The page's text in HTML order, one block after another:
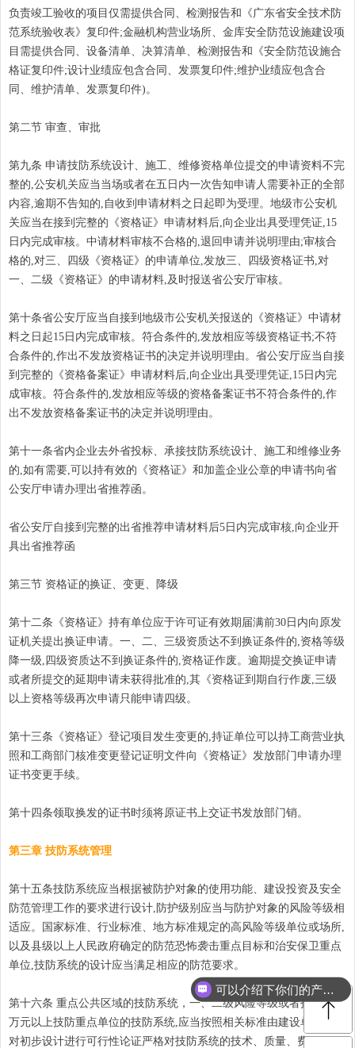
负责竣工验收的项目仅需提供合同、检测报告和《广东省安全技术防
范系统验收表》复印件;金融机构营业场所、金库安全防范设施建设项
目需提供合同、设备清单、决算清单、检测报告和《安全防范设施合
格证复印件;设计业绩应包含合同、发票复印件;维护业绩应包含合
同、维护清单、发票复印件)。
第二节 审查、审批
第九条 申请技防系统设计、施工、维修资格单位提交的申请资料不完
整的,公安机关应当当场或者在五日内一次告知申请人需要补正的全部
内容,逾期不告知的,自收到申请材料之日起即为受理。地级市公安机
关应当在接到完整的《资格证》申请材料后,向企业出具受理凭证,15
日内完成审核。中请材料审核不合格的,退回申请并说明理由;审核合
格的,对三、四级《资格证》的申请单位,发放三、四级资格证书,对
一、二级《资格证》的申请材料,及时报送省公安厅审核。
第十条省公安厅应当自接到地级市公安机关报送的《资格证》中请材
料之日起15日内完成审核。符合条件的,发放相应等级资格证书;不符
合条件的,作出不发放资格证书的决定并说明理由。省公安厅应当自接
到完整的《资格备案证》申请材料后,向企业出具受理凭证,15日内完
成审核。符合条件的,发放相应等级的资格备案证书不符合条件的,作
出不发放资格备案证书的决定并说明理由。
第十一条省内企业去外省投标、承接技防系统设计、施工和维修业务
的,如有需要,可以持有效的《资格证》和加盖企业公章的申请书向省
公安厅申请办理出省推荐函。
省公安厅自接到完整的出省推荐申请材料后5日内完成审核,向企业开
具出省推荐函
第三节 资格证的换证、变更、降级
第十二条《资格证》持有单位应于许可证有效期届满前30日内向原发
证机关提出换证申请。一、二、三级资质达不到换证条件的,资格等级
降一级,四级资质达不到换证条件的,资格证作废。逾期提交换证申请
或者所提交的延期申请未获得批准的,其《资格证到期自行作废,三级
以上资格等级再次申请只能申请四级。
第十三条《资格证》登记项目发生变更的,持证单位可以持工商营业执
照和工商部门核准变更登记证明文件向《资格证》发放部门申请办理
证书变更手续。
第十四条领取换发的证书时须将原证书上交证书发放部门销。
第三章 技防系统管理
第十五条技防系统应当根据被防护对象的使用功能、建设投资及安全
防范管理工作的要求进行设计,防护级别应当与防护对象的风险等级相
适应。国家标准、行业标准、地方标准规定的高风险等级单位或场所,
以及县级以上人民政府确定的防范恐怖袭击重点目标和治安保卫重点
单位,技防系统的设计应当满足相应的防范要求。
第十六条 重点公共区域的技防系统，一、二级风险等级或者投资额30
万元以上技防重点单位的技防系统,应当按照相关标准由建设单位组织
对初步设计进行可行性论证严格对技防系统的技术、质量、费用、工
ꁸ
你们是怎么收费的呢